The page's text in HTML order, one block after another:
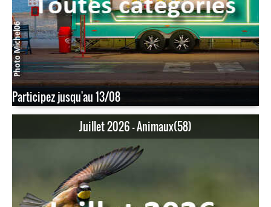
Participez jusqu'au 13/08
Juillet 2026 - Animaux(58)